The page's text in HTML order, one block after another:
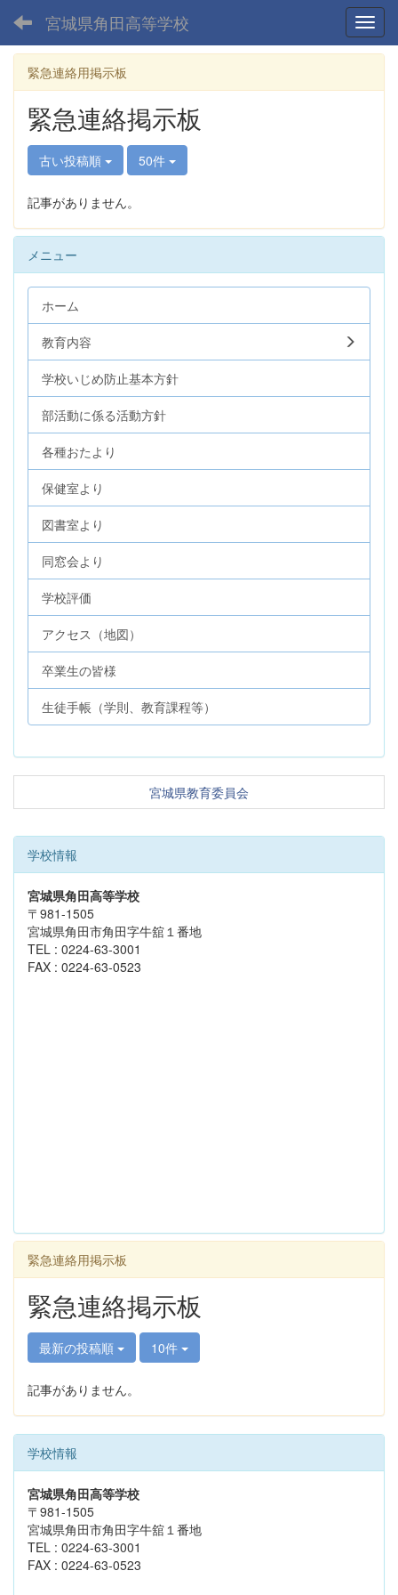
宮城県角田高等学校
緊急連絡用掲示板
緊急連絡掲示板
古い投稿順 50件
記事がありません。
メニュー
ホーム
教育内容
学校いじめ防止基本方針
部活動に係る活動方針
各種おたより
保健室より
図書室より
同窓会より
学校評価
アクセス（地図）
卒業生の皆様
生徒手帳（学則、教育課程等）
宮城県教育委員会
学校情報
宮城県角田高等学校
〒981-1505
宮城県角田市角田字牛舘１番地
TEL : 0224-63-3001
FAX : 0224-63-0523
緊急連絡用掲示板
緊急連絡掲示板
最新の投稿順 10件
記事がありません。
学校情報
宮城県角田高等学校
〒981-1505
宮城県角田市角田字牛舘１番地
TEL : 0224-63-3001
FAX : 0224-63-0523